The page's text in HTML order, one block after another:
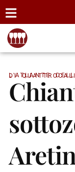
L'ATLANTE DELLE DENOMINAZIONI DI ORIGINE DI